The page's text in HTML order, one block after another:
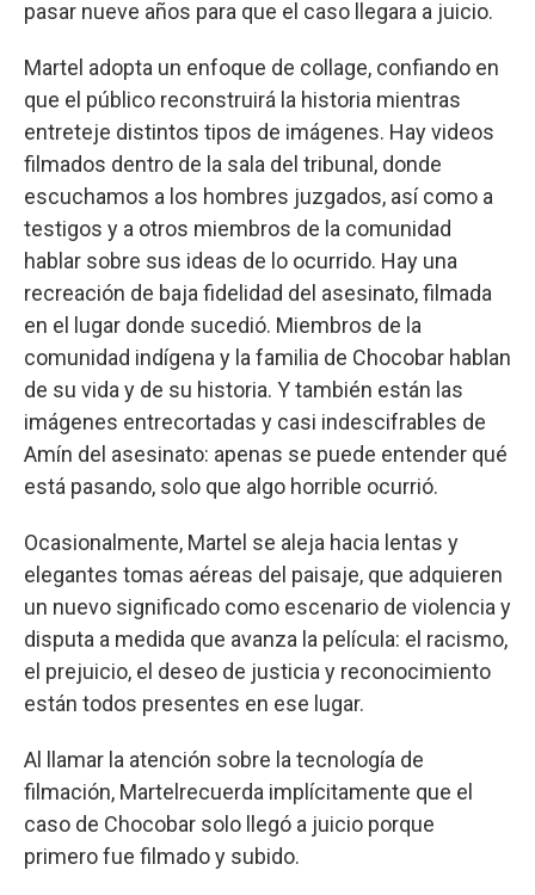
pasar nueve años para que el caso llegara a juicio.
Martel adopta un enfoque de collage, confiando en
que el público reconstruirá la historia mientras
entreteje distintos tipos de imágenes. Hay videos
filmados dentro de la sala del tribunal, donde
escuchamos a los hombres juzgados, así como a
testigos y a otros miembros de la comunidad
hablar sobre sus ideas de lo ocurrido. Hay una
recreación de baja fidelidad del asesinato, filmada
en el lugar donde sucedió. Miembros de la
comunidad indígena y la familia de Chocobar hablan
de su vida y de su historia. Y también están las
imágenes entrecortadas y casi indescifrables de
Amín del asesinato: apenas se puede entender qué
está pasando, solo que algo horrible ocurrió.
Ocasionalmente, Martel se aleja hacia lentas y
elegantes tomas aéreas del paisaje, que adquieren
un nuevo significado como escenario de violencia y
disputa a medida que avanza la película: el racismo,
el prejuicio, el deseo de justicia y reconocimiento
están todos presentes en ese lugar.
Al llamar la atención sobre la tecnología de
filmación, Martelrecuerda implícitamente que el
caso de Chocobar solo llegó a juicio porque
primero fue filmado y subido.